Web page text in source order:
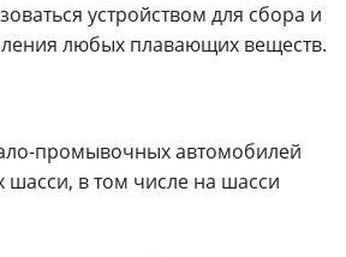
устройством для сбора и
любых плавающих веществ.
промывочных автомобилей
шасси, в том числе на шасси